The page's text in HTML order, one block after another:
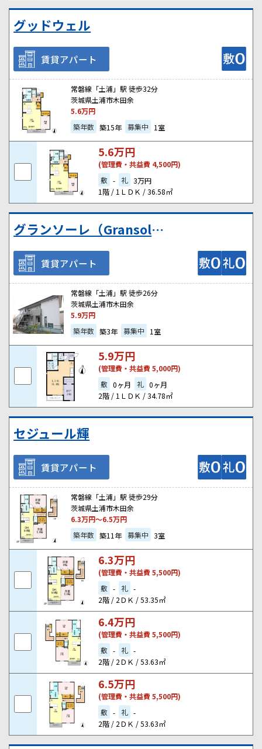
グッドウェル
賃貸アパート
常磐線「土浦」駅 徒歩32分
茨城県土浦市木田余
5.6万円
築年数 築15年 募集中 1室
5.6万円
(管理費・共益費 4,500円)
敷 - 礼 3万円
1階 / 1ＬＤＫ / 36.58㎡
グランソーレ（Gransole）
賃貸アパート
常磐線「土浦」駅 徒歩26分
茨城県土浦市木田余
5.9万円
築年数 築3年 募集中 1室
5.9万円
(管理費・共益費 5,000円)
敷 0ヶ月 礼 0ヶ月
2階 / 1ＬＤＫ / 34.78㎡
セジュール輝
賃貸アパート
常磐線「土浦」駅 徒歩29分
茨城県土浦市木田余
6.3万円～6.5万円
築年数 築11年 募集中 3室
6.3万円
(管理費・共益費 5,500円)
敷 - 礼 -
2階 / 2ＤＫ / 53.35㎡
6.4万円
(管理費・共益費 5,500円)
敷 - 礼 -
2階 / 2ＤＫ / 53.63㎡
6.5万円
(管理費・共益費 5,500円)
敷 - 礼 -
2階 / 2ＤＫ / 53.63㎡